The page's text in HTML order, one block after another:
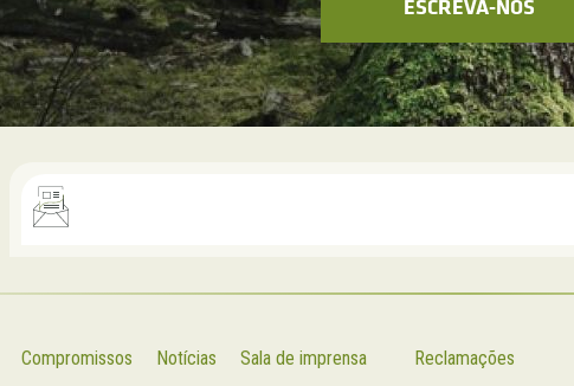
ESCREVA-NOS
Compromissos Notícias Sala de imprensa Reclamações